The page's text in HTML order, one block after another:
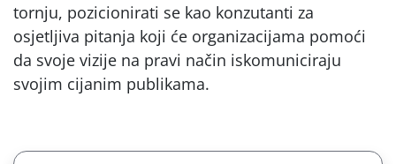
tornju, pozicionirati se kao konzutanti za
osjetljiva pitanja koji će organizacijama pomoći
da svoje vizije na pravi način iskomuniciraju
svojim cijanim publikama.